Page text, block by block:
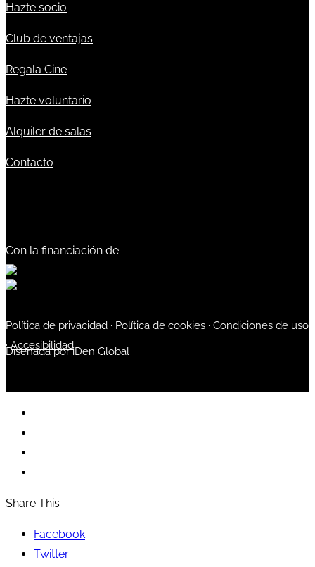
Hazte socio
Club de ventajas
Regala Cine
Hazte voluntario
Alquiler de salas
Contacto
Con la financiación de:
Política de privacidad · Política de cookies · Condiciones de uso
·Accesibilidad
Diseñada poriDen Global
Share This
Facebook
Twitter